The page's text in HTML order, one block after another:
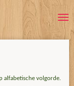
alfabetische volgorde.